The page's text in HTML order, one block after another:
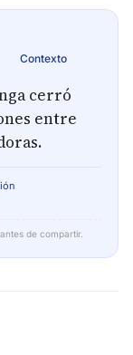
Contexto
cerró
entre
de compartir.